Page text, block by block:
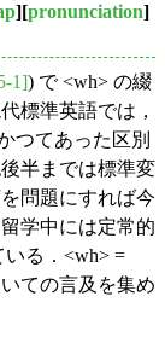
][pronunciation]
1]) で <wh> の綴
標準英語では，
つてあった区別
半までは標準変
問題にすれば今
学中には定常的
る．<wh> =
ての言及を集め